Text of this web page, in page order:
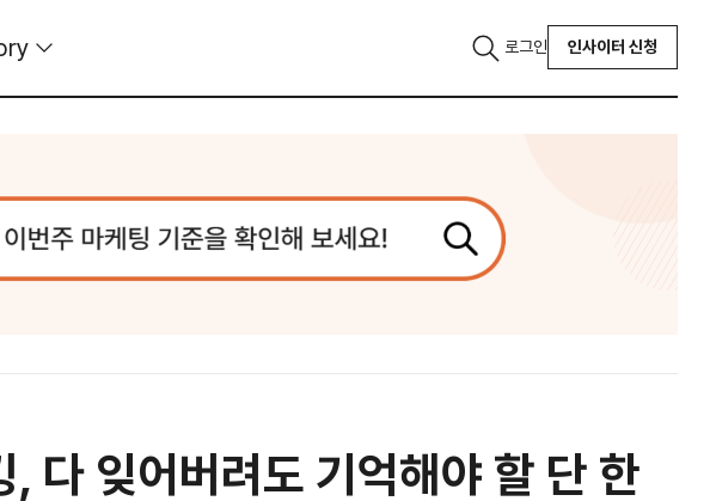
로그인 인사이터 신청
다 잊어버려도 기억해야 할 단 한